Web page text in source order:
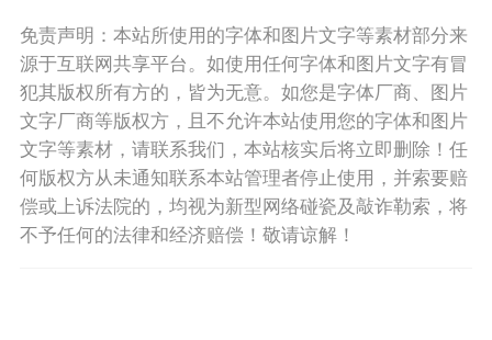
免责声明：本站所使用的字体和图片文字等素材部分来
源于互联网共享平台。如使用任何字体和图片文字有冒
犯其版权所有方的，皆为无意。如您是字体厂商、图片
文字厂商等版权方，且不允许本站使用您的字体和图片
文字等素材，请联系我们，本站核实后将立即删除！任
何版权方从未通知联系本站管理者停止使用，并索要赔
偿或上诉法院的，均视为新型网络碰瓷及敲诈勒索，将
不予任何的法律和经济赔偿！敬请谅解！